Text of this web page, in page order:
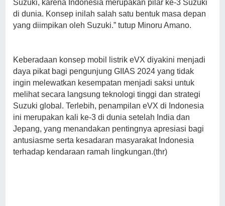
Suzuki, karena Indonesia merupakan pilar ke-3 Suzuki
di dunia. Konsep inilah salah satu bentuk masa depan
yang diimpikan oleh Suzuki.” tutup Minoru Amano.
Keberadaan konsep mobil listrik eVX diyakini menjadi
daya pikat bagi pengunjung GIIAS 2024 yang tidak
ingin melewatkan kesempatan menjadi saksi untuk
melihat secara langsung teknologi tinggi dan strategi
Suzuki global. Terlebih, penampilan eVX di Indonesia
ini merupakan kali ke-3 di dunia setelah India dan
Jepang, yang menandakan pentingnya apresiasi bagi
antusiasme serta kesadaran masyarakat Indonesia
terhadap kendaraan ramah lingkungan.(thr)